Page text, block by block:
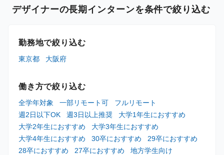
デザイナーの長期インターンを条件で絞り込む
勤務地で絞り込む
東京都 大阪府
働き方で絞り込む
全学年対象 一部リモート可
フルリモート
週2日以下OK
週3日以上推奨
大学1年生におすすめ
大学2年生におすすめ
大学3年生におすすめ
大学4年生におすすめ
30卒におすすめ
29卒におすすめ
28卒におすすめ
27卒におすすめ
地方学生向け